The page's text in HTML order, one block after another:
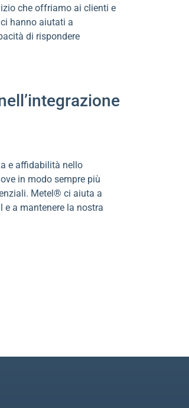
che offriamo ai clienti e
hanno aiutati a
di rispondere
e affidabilità nello
in modo sempre più
Metel® ci aiuta a
a mantenere la nostra